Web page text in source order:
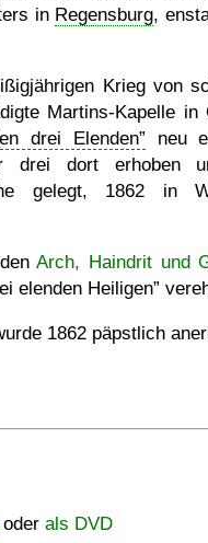
in Regensburg,
Krieg von
Martins-Kapelle in
drei Elenden
neu
dort erhoben
gelegt, 1862 in
Arch, Haindrit und
elenden Heiligen
1862 päpstlich
als DVD